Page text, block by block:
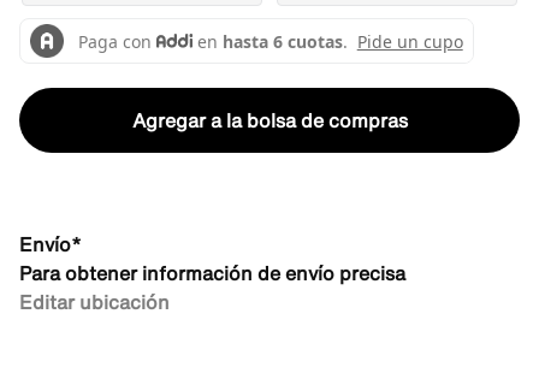
Agregar a la bolsa de compras
Envío*
Para obtener información de envío precisa
Editar ubicación